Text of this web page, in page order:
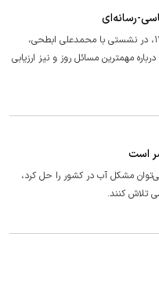
رئیس جمهور عصر امروز پنجشنبه ۶ شهریور ۱۴۰۴، در نشستی با محمدعلی ابطحی،
مهمترین مسائل روز و نیز ارزیابی
است
مشکل آب در کشور را حل کرد،
تلاش کنند.